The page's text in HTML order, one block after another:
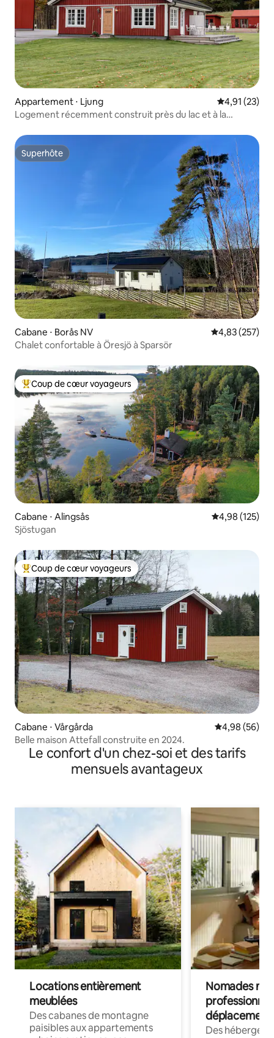
Appartement ⋅ Ljung Évaluation
4,91 (23)
Logement récemment construit près du lac et à la
Superhôte
Superhôte
Cabane ⋅ Borås NV Évaluation
4,83 (257)
Chalet confortable à Öresjö à Sparsör
Coups de cœur voyageurs les plus appréciés
Coup de cœur voyageurs
Cabane ⋅ Alingsås Évaluation
4,98 (125)
Sjöstugan
Coups de cœur voyageurs les plus appréciés
Coup de cœur voyageurs
Cabane ⋅ Vårgårda Évaluation
4,98 (56)
Belle maison Attefall construite en 2024.
Le confort d'un chez-soi et des tarifs
mensuels avantageux
Locations entièrement
meublées
Des cabanes de montagne
paisibles aux appartements
Nomades
déplacement
Des